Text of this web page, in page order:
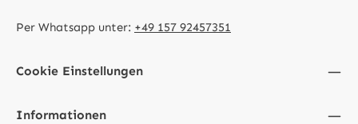
Per Whatsapp unter: +49 157 92457351
Cookie Einstellungen
Informationen